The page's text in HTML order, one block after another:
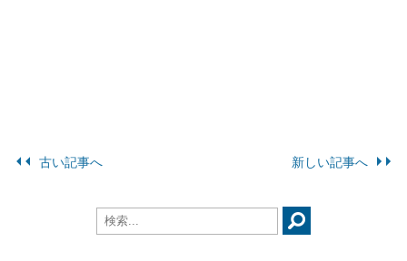
古い記事へ 新しい記事へ